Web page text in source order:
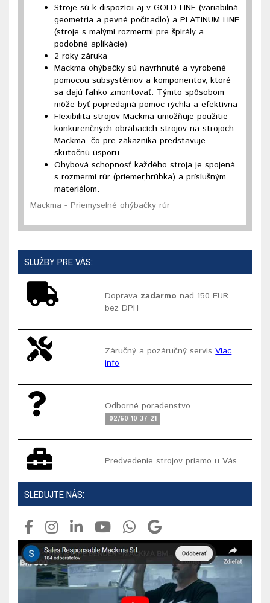
Stroje sú k dispozícii aj v GOLD LINE (variabilná
geometria a pevné počítadlo) a PLATINUM LINE
(stroje s malými rozmermi pre špirály a
podobné aplikácie)
2 roky záruka
Mackma ohýbačky sú navrhnuté a vyrobené
pomocou subsystémov a komponentov, ktoré
sa dajú ľahko zmontovať. Týmto spôsobom
môže byť popredajná pomoc rýchla a efektívna
Flexibilita strojov Mackma umožňuje použitie
konkurenčných obrábacích strojov na strojoch
Mackma, čo pre zákazníka predstavuje
skutočnú úsporu.
Ohybová schopnosť každého stroja je spojená
s rozmermi rúr (priemer,hrúbka) a príslušným
materiálom.
Mackma - Priemyselné ohýbačky rúr
SLUŽBY PRE VÁS:
Doprava zadarmo nad 150 EUR
bez DPH
Záručný a pozáručný servisViac
info
Odborné poradenstvo
02/60 10 37 21
Predvedenie strojov priamo u Vás
SLEDUJTE NÁS: